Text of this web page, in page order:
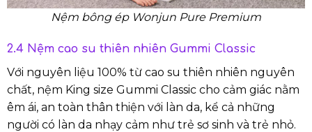
Nệm bông ép Wonjun Pure Premium
2.4 Nệm cao su thiên nhiên Gummi Classic
Với nguyên liệu 100% từ cao su thiên nhiên nguyên
chất, nệm King size Gummi Classic cho cảm giác nằm
êm ái, an toàn thân thiện với làn da, kể cả những
người có làn da nhạy cảm như trẻ sơ sinh và trẻ nhỏ.